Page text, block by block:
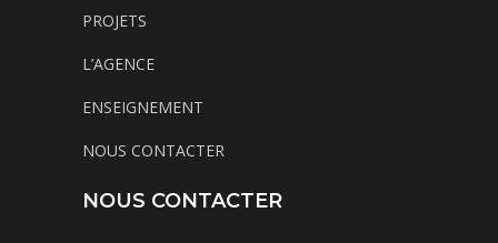
PROJETS
L’AGENCE
ENSEIGNEMENT
NOUS CONTACTER
NOUS CONTACTER